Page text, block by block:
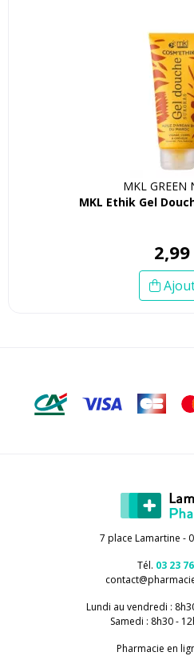
MKL GREEN
MKL Ethik Gel
2,99
7 place Lamartine -
Tél. 03 23
contact@
Lundi au vendredi :
Samedi : 8h30 -
Pharmacie en